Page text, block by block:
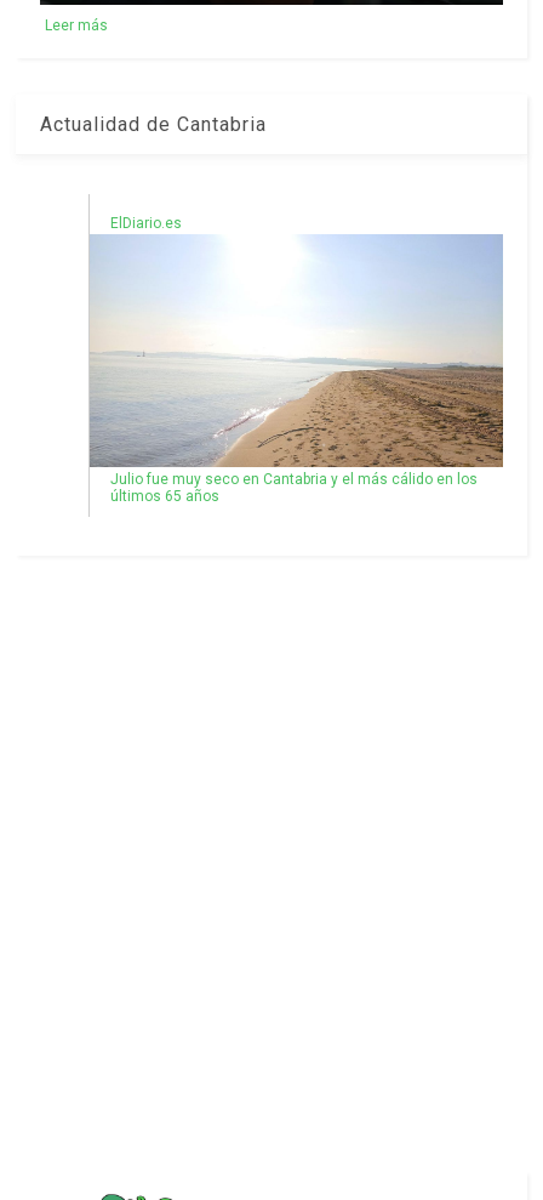
Leer más
Actualidad de Cantabria
ElDiario.es
Julio fue muy seco en Cantabria y el más cálido en los
últimos 65 años